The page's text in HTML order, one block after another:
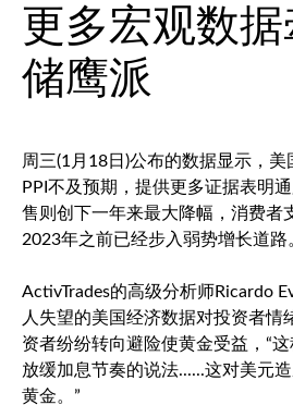
更多宏观数
储鹰派
周三(1月18日)公布的数据显示，
PPI不及预期，提供更多证据表明
售则创下一年来最大降幅，消费者
2023年之前已经步入弱势增长道路
ActivTrades的高级分析师Ricardo
人失望的美国经济数据对投资者情
资者纷纷转向避险使黄金受益，“
放缓加息节奏的说法......这对美元
黄金。”